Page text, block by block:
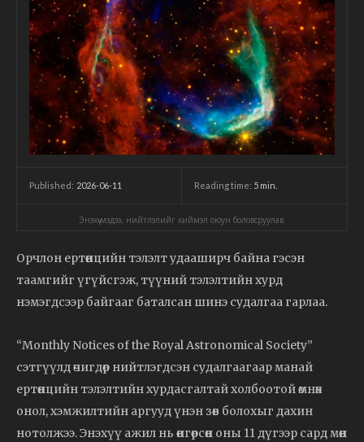
Published: 2026-06-11 Reading time: 5 min.
Энэхүү мэдээ, нийтлэлийг хиймэл оюун боловсруулав.
Орчлон ертөнцийн тэлэлт удааширч байна гэсэн
таамгийг үгүйсгэж, түүний тэлэлтийн хурд
нэмэгдсээр байгааг баталсан шинэ судалгаа гарлаа.
“Monthly Notices of the Royal Astronomical Society”
сэтгүүлд өчигдөр нийтлэгдсэн судалгаагаар манай
ертөнцийн тэлэлтийн хурдасгалтай холбоотой өмнөх
онол, хэмжилтийн аргууд үнэн зөв болохыг дахин
нотолжээ. Энэхүү ажил нь өнгөрсөн оны 11 дүгээр сард мөн